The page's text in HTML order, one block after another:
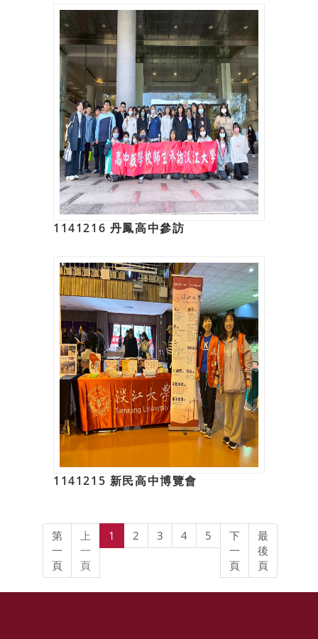
1141216 丹鳳高中參訪
1141215 新民高中博覽會
第
一
頁
上
一
頁
1 2 3 4 5
下
一
頁
最
後
頁